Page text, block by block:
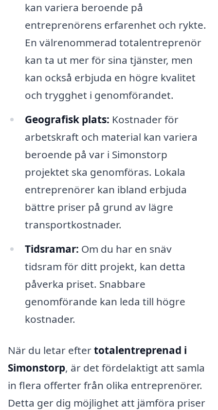
kan variera beroende på
entreprenörens erfarenhet och rykte.
En välrenommerad totalentreprenör
kan ta ut mer för sina tjänster, men
kan också erbjuda en högre kvalitet
och trygghet i genomförandet.
Geografisk plats: Kostnader för
arbetskraft och material kan variera
beroende på var i Simonstorp
projektet ska genomföras. Lokala
entreprenörer kan ibland erbjuda
bättre priser på grund av lägre
transportkostnader.
Tidsramar: Om du har en snäv
tidsram för ditt projekt, kan detta
påverka priset. Snabbare
genomförande kan leda till högre
kostnader.
När du letar eftertotalentreprenad i
Simonstorp, är det fördelaktigt att samla
in flera offerter från olika entreprenörer.
Detta ger dig möjlighet att jämföra priser